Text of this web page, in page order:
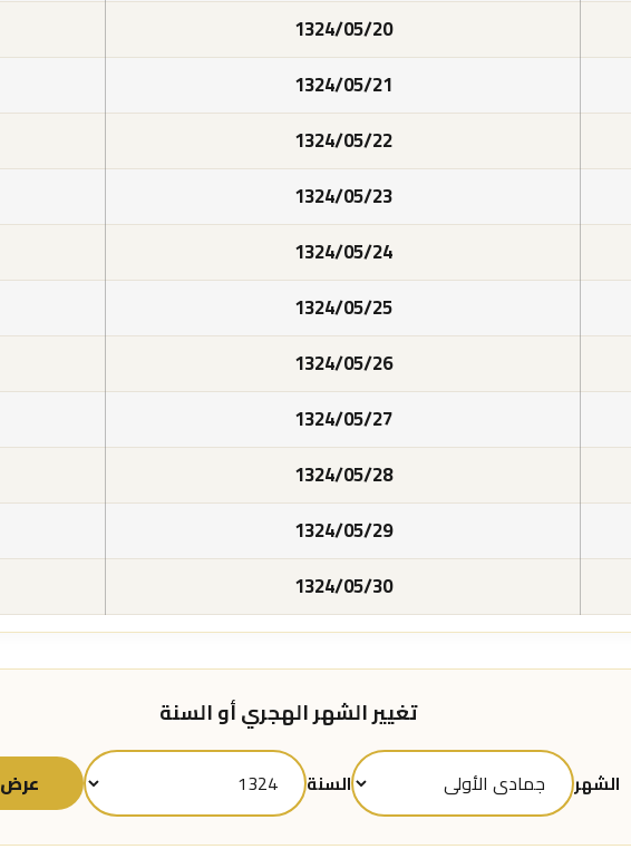
1324/05/20
1324/05/21
1324/05/22
1324/05/23
1324/05/24
1324/05/25
1324/05/26
1324/05/27
1324/05/28
1324/05/29
1324/05/30
تغيير الشهر الهجري أو السنة
الشهر السنة عرض